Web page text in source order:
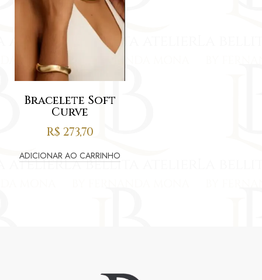
Bracelete Soft
Curve
R$ 273,70
ADICIONAR AO CARRINHO